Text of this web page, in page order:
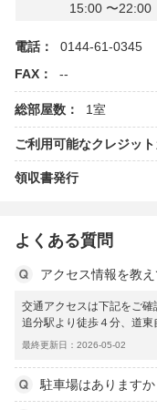
15:00 〜22:00
電話：
0144-61-0345
FAX：
--
総部屋数： 1室
ご利用可能なクレジッ
領収書発行
よくある質問
アクセス情報を教え
交通アクセスは下記をご確
追分駅より徒歩４分、道
最終更新日：2026-05-02
駐車場はありますか